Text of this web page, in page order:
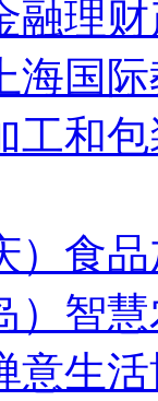
融理
海国
工和
）食
）智
意生